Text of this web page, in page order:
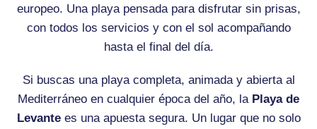
europeo. Una playa pensada para disfrutar sin prisas,
con todos los servicios y con el sol acompañando
hasta el final del día.
Si buscas una playa completa, animada y abierta al
Mediterráneo en cualquier época del año, la Playa de
Levantees una apuesta segura. Un lugar que no solo